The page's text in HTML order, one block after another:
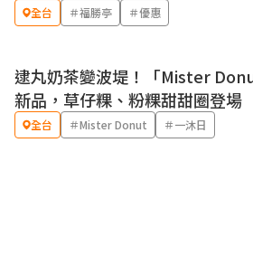
全台 ＃福勝亭 ＃優惠
優惠
逮丸奶茶變波堤！「Mister
新品，草仔粿、粉粿甜甜圈登場
全台 ＃Mister Donut ＃一沐日